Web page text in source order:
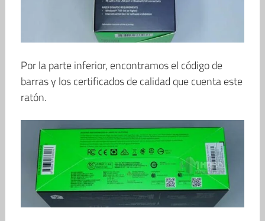
Por la parte inferior, encontramos el código de
barras y los certificados de calidad que cuenta este
ratón.